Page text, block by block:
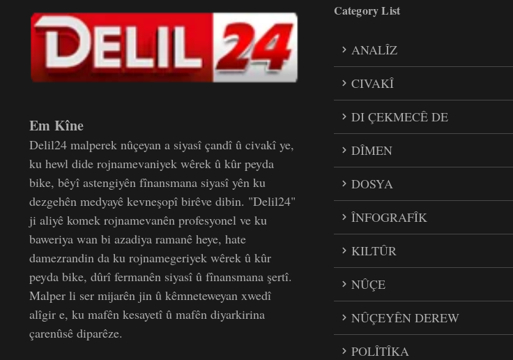
Em Kîne
Delil24 malperek nûçeyan a siyasî çandî û civakî ye,
ku hewl dide rojnamevaniyek wêrek û kûr peyda
bike, bêyî astengiyên fînansmana siyasî yên ku
dezgehên medyayê kevneşopî birêve dibin. "Delil24"
ji aliyê komek rojnamevanên profesyonel ve ku
baweriya wan bi azadiya ramanê heye, hate
damezrandin da ku rojnamegeriyek wêrek û kûr
peyda bike, dûrî fermanên siyasî û fînansmana şertî.
Malper li ser mijarên jin û kêmneteweyan xwedî
alîgir e, ku mafên kesayetî û mafên diyarkirina
çarenûsê diparêze.
Category List
ANALÎZ
CIVAKÎ
DI ÇEKMECÊ DE
DÎMEN
DOSYA
ÎNFOGRAFÎK
KILTÛR
NÛÇE
NÛÇEYÊN DEREW
POLÎTÎKA